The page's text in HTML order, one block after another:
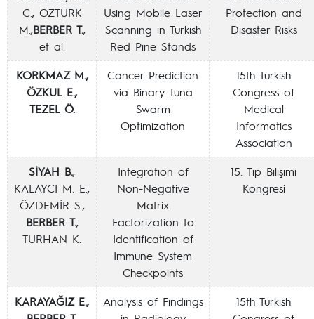
C., ÖZTÜRK
M.,BERBER T.,
et al.
Using Mobile Laser
Scanning in Turkish
Red Pine Stands
Protection and
Disaster Risks
KORKMAZ M.,
ÖZKUL E.,
TEZEL Ö.
Cancer Prediction
via Binary Tuna
Swarm
Optimization
15th Turkish
Congress of
Medical
Informatics
Association
SİYAH B.,
KALAYCI M. E.,
ÖZDEMİR S.,
BERBER T.,
TURHAN K.
Integration of
Non-Negative
Matrix
Factorization to
Identification of
Immune System
Checkpoints
15. Tıp Bilişimi
Kongresi
KARAYAĞIZ E.,
Analysis of Findings
15th Turkish